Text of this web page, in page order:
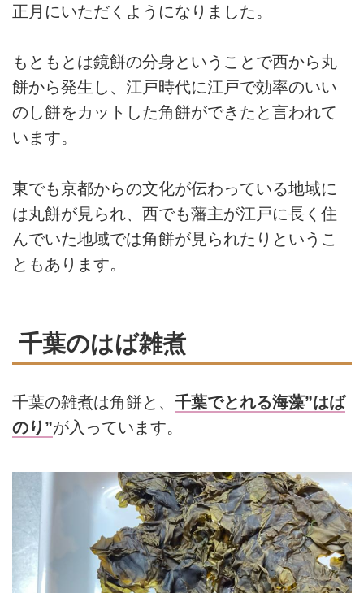
正月にいただくようになりました。
もともとは鏡餅の分身ということで西から丸
餅から発生し、江戸時代に江戸で効率のいい
のし餅をカットした角餅ができたと言われて
います。
東でも京都からの文化が伝わっている地域に
は丸餅が見られ、西でも藩主が江戸に長く住
んでいた地域では角餅が見られたりというこ
ともあります。
千葉のはば雑煮
千葉の雑煮は角餅と、 千葉でとれる海藻”はば
のり”が入っています。